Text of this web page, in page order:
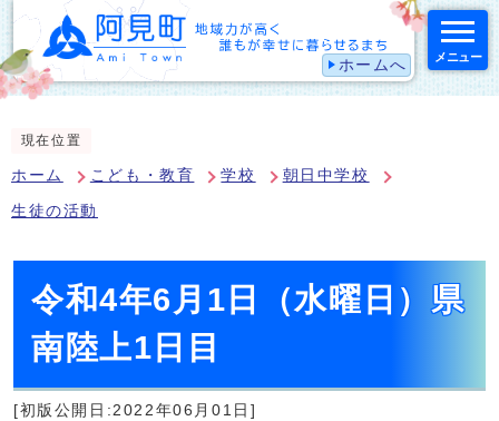
ホームへ メニュー
現在位置
ホーム こども・教育 学校 朝日中学校
生徒の活動
令和4年6月1日（水曜日）県
南陸上1日目
[初版公開日:2022年06月01日]